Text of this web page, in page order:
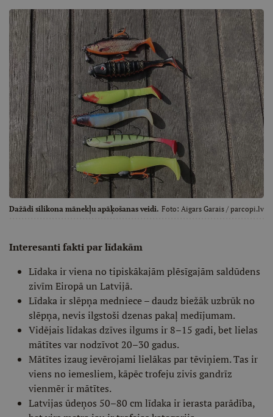
Dažādi silikona mānekļu apāķošanas veidi. Foto: Aigars Garais / parcopi.lv
Interesanti fakti par līdakām
Līdaka ir viena no tipiskākajām plēsīgajām saldūdens
zivīm Eiropā un Latvijā.
Līdaka ir slēpņa medniece – daudz biežāk uzbrūk no
slēpņa, nevis ilgstoši dzenas pakaļ medījumam.
Vidējais līdakas dzīves ilgums ir 8–15 gadi, bet lielas
mātītes var nodzīvot 20–30 gadus.
Mātītes izaug ievērojami lielākas par tēviņiem. Tas ir
viens no iemesliem, kāpēc trofeju zivis gandrīz
vienmēr ir mātītes.
Latvijas ūdeņos 50–80 cm līdaka ir ierasta parādība,